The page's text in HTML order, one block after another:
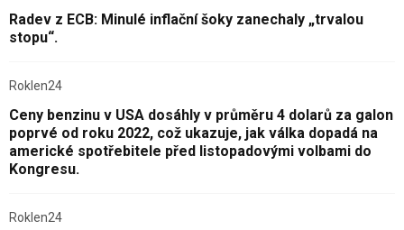
Radev z ECB: Minulé inflační šoky zanechaly „trvalou
stopu“.
Roklen24
Ceny benzinu v USA dosáhly v průměru 4 dolarů za galon
poprvé od roku 2022, což ukazuje, jak válka dopadá na
americké spotřebitele před listopadovými volbami do
Kongresu.
Roklen24